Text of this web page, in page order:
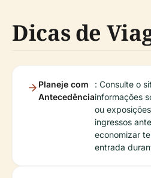
Dicas de
Planeje com
Antecedência
: Consulte o
informações
ou
ingressos
economizar
entrada